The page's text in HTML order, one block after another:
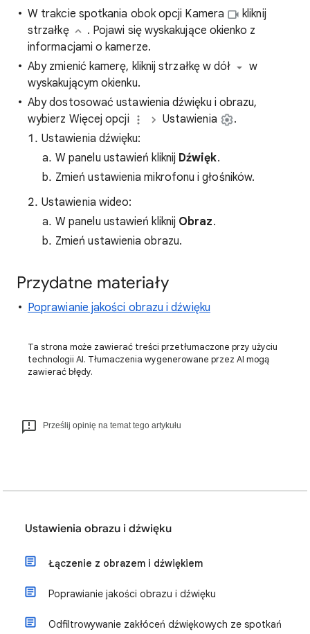
W trakcie spotkania obok opcji Kamera
kliknij
strzałkę
. Pojawi się wyskakujące okienko z
informacjami o kamerze.
Aby zmienić kamerę, kliknij strzałkę w dół
w
wyskakującym okienku.
Aby dostosować ustawienia dźwięku i obrazu,
wybierz Więcej opcji
Ustawienia
.
Ustawienia dźwięku:
W panelu ustawień kliknij Dźwięk.
Zmień ustawienia mikrofonu i głośników.
Ustawienia wideo:
W panelu ustawień kliknij Obraz.
Zmień ustawienia obrazu.
Przydatne materiały
Poprawianie jakości obrazu i dźwięku
Ta strona może zawierać treści przetłumaczone przy użyciu
technologii AI. Tłumaczenia wygenerowane przez AI mogą
zawierać błędy.
Prześlij opinię na temat tego artykułu
Ustawienia obrazu i dźwięku
Łączenie z obrazem i dźwiękiem
Poprawianie jakości obrazu i dźwięku
Odfiltrowywanie zakłóceń dźwiękowych ze spotkań